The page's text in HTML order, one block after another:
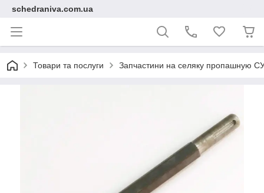
schedraniva.com.ua
Товари та послуги Запчастини на селяку пропашную